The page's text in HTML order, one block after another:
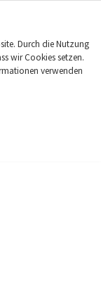
Durch die Nutzung
wir Cookies setzen.
verwenden